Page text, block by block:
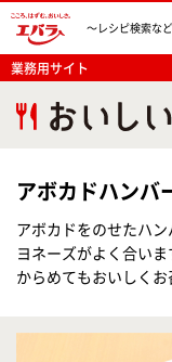
〜レシピ検索など
業務用サイト
アボカドハン
アボカドをのせたハ
ヨネーズがよく合い
からめてもおいしくお